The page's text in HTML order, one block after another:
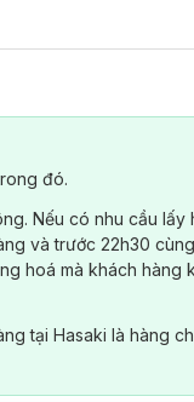
đó.
Nếu có nhu cầu lấy
và trước 22h30
hoá mà khách hàng
tại Hasaki là hàng